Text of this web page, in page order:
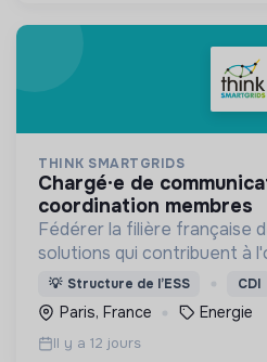
THINK SMARTGRIDS
chargé·e de communication &
coordination membres
Fédérer la filière française
solutions qui contribuent à
sécurité
électrique, pour le bénéfice
💡 Structure de l’ESS CDI
Paris, France Energie
Il y a 12 jours